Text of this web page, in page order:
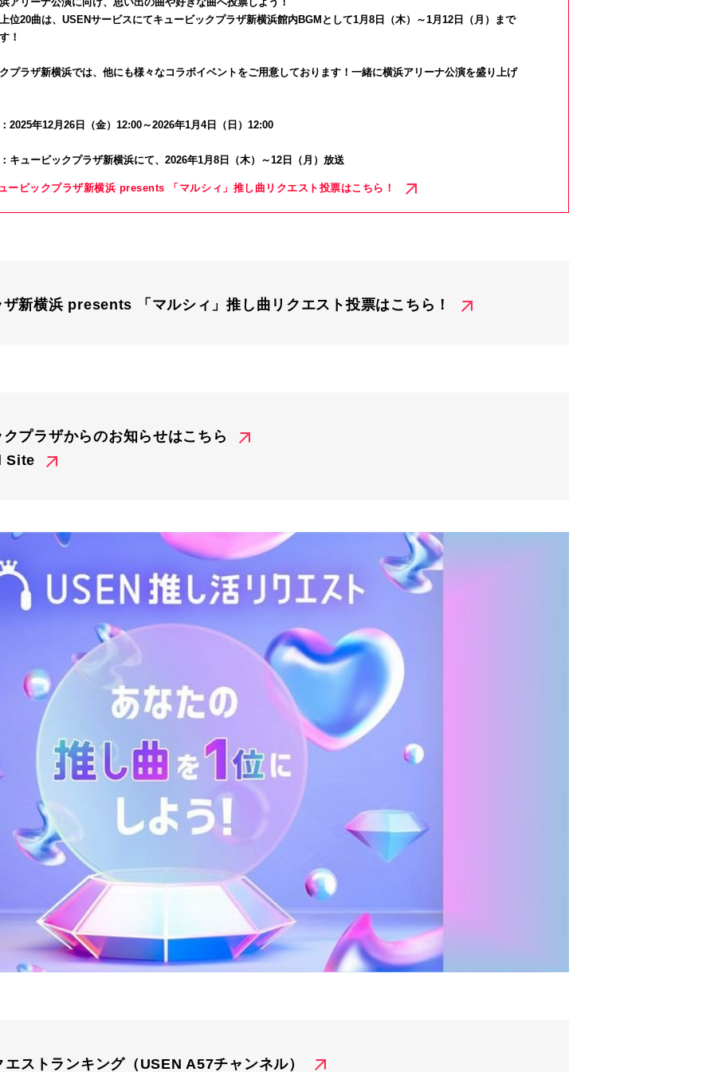
位20曲は、USENサービスにてキュービックプラザ新横浜館内BGMとして1月8日（木）～1月12日（月）まで
！
プラザ新横浜では、他にも様々なコラボイベントをご用意しております！一緒に横浜アリーナ公演を盛り上げ
2025年12月26日（金）12:00～2026年1月4日（日）12:00
キュービックプラザ新横浜にて、2026年1月8日（木）～12日（月）放送
ービックプラザ新横浜 presents 「マルシィ」推し曲リクエスト投票はこちら！
新横浜 presents 「マルシィ」推し曲リクエスト投票はこちら！
プラザからのお知らせはこちら
Site
ストランキング（USEN A57チャンネル）